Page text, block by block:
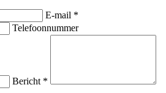
E-mail *
Telefoonnummer
Bericht *